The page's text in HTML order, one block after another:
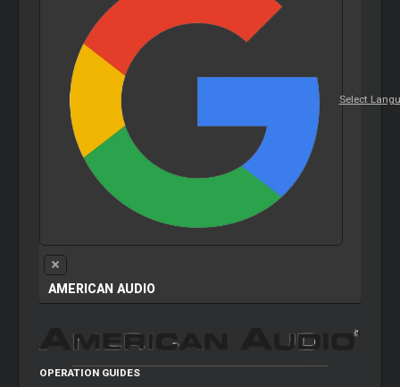
Select
AMERICAN AUDIO
OPERATION GUIDES